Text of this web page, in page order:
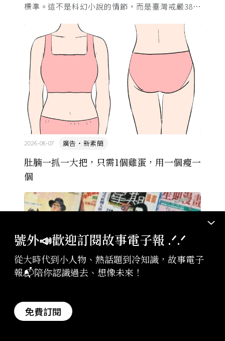
標準。這不是科幻小說的情節，而是臺灣戒嚴38年
嚴令，這段歷 ...
肚腩一抓一大把，只需1個雞蛋，用一個瘦一
個
廣告・新素簡
2026-08-07
故事
2026-08-07
號外📣歡迎訂閱故事電子報 .ᐟ‪‪.ᐟ
從大時代到小人物、熱話題到冷知識，故事電子
報📬陪你認識過去、想像未來！
免費訂閱